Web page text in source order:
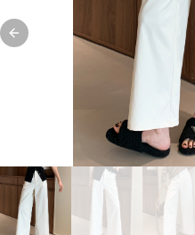
Previous slide